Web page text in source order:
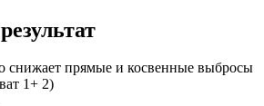
снижает прямые и косвенные выбросы
1+ 2)